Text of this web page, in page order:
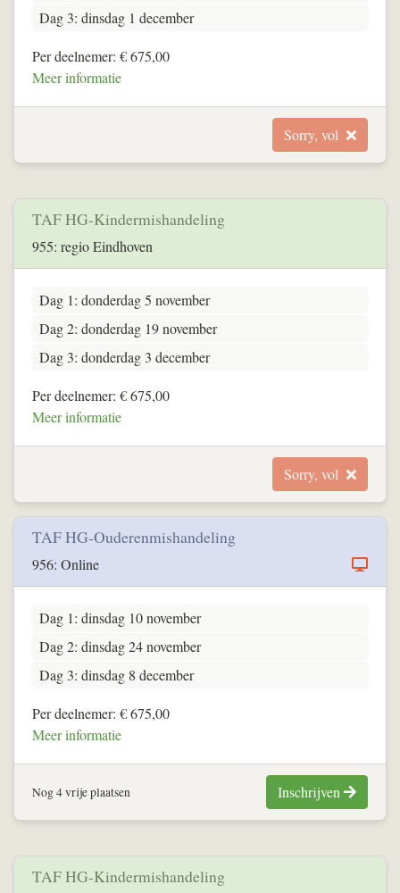
Dag 3: dinsdag 1 december
Per deelnemer: € 675,00
Meer informatie
Sorry, vol
TAF HG-Kindermishandeling
955: regio Eindhoven
Dag 1: donderdag 5 november
Dag 2: donderdag 19 november
Dag 3: donderdag 3 december
Per deelnemer: € 675,00
Meer informatie
Sorry, vol
TAF HG-Ouderenmishandeling
956: Online
Dag 1: dinsdag 10 november
Dag 2: dinsdag 24 november
Dag 3: dinsdag 8 december
Per deelnemer: € 675,00
Meer informatie
Nog 4 vrije plaatsen Inschrijven
TAF HG-Kindermishandeling